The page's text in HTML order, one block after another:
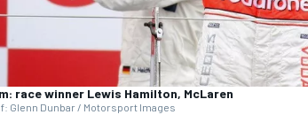
race winner Lewis Hamilton, McLaren
Glenn Dunbar / Motorsport Images